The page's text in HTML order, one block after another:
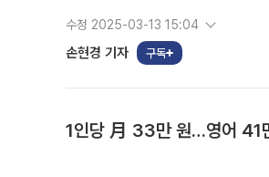
수정 2025-03-13 15:04
손현경 기자 구독
1인당 月 33만 원…영어 41